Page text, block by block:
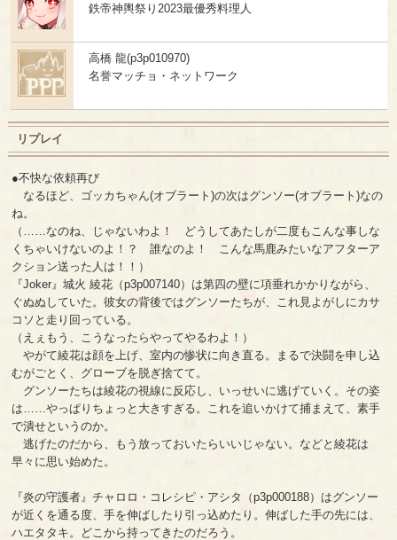
鉄帝神輿祭り2023最優秀料理人
高橋 龍(p3p010970)
名誉マッチョ・ネットワーク
リプレイ
●不快な依頼再び
なるほど、ゴッカちゃん(オブラート)の次はグンソー(オブラート)なの
ね。
（……なのね、じゃないわよ！ どうしてあたしが二度もこんな事しな
くちゃいけないのよ！？ 誰なのよ！ こんな馬鹿みたいなアフターア
クション送った人は！！）
『Joker』城火 綾花（p3p007140）は第四の壁に項垂れかかりながら、
ぐぬぬしていた。彼女の背後ではグンソーたちが、これ見よがしにカサ
コソと走り回っている。
（えぇもう、こうなったらやってやるわよ！）
やがて綾花は顔を上げ、室内の惨状に向き直る。まるで決闘を申し込
むがごとく、グローブを脱ぎ捨てて。
グンソーたちは綾花の視線に反応し、いっせいに逃げていく。その姿
は……やっぱりちょっと大きすぎる。これを追いかけて捕まえて、素手
で潰せというのか。
逃げたのだから、もう放っておいたらいいじゃない。などと綾花は
早々に思い始めた。
『炎の守護者』チャロロ・コレシピ・アシタ（p3p000188）はグンソー
が近くを通る度、手を伸ばしたり引っ込めたり。伸ばした手の先には、
ハエタタキ。どこから持ってきたのだろう。